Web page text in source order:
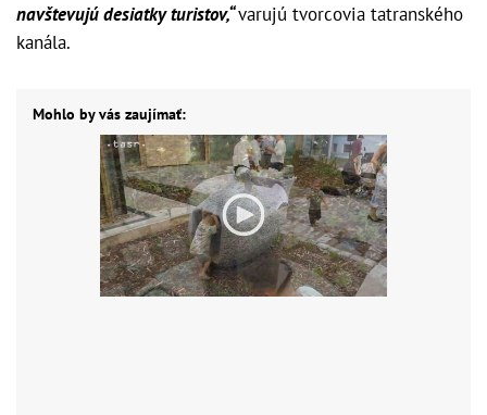
navštevujú desiatky turistov,“varujú tvorcovia tatranského
kanála.
Mohlo by vás zaujímať: